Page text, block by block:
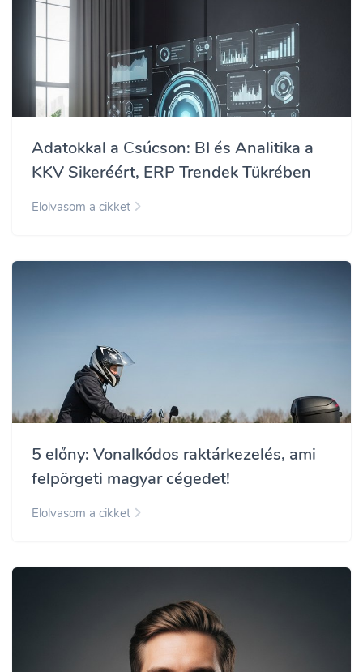
Adatokkal a Csúcson: BI és Analitika a
KKV Sikeréért, ERP Trendek Tükrében
Elolvasom a cikket
5 előny: Vonalkódos raktárkezelés, ami
felpörgeti magyar cégedet!
Elolvasom a cikket